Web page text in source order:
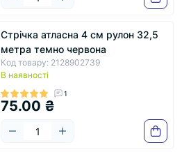
Стрічка атласна 4 см рулон 32,5
метра темно червона
Код товару: 2128902739
В наявності
1
75.00 ₴